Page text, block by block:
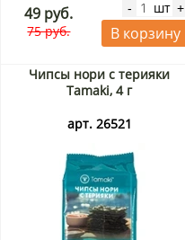
49 руб.
75 руб.
- шт +
В корзину
Чипсы нори с терияки
Tamaki, 4 г
арт. 26521